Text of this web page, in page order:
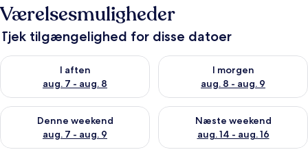
Værelsesmuligheder
Tjek tilgængelighed for disse datoer
I aften
aug. 7 - aug. 8
Tjek tilgængelighed for i aften aug. 7 - aug. 8
I morgen
aug. 8 - aug. 9
Tjek tilgængelighed for i
Denne weekend
aug. 7 - aug. 9
Tjek tilgængelighed for denne weekend aug. 7 - aug. 9
Næste weekend
aug. 14 - aug. 16
Tjek tilgængelighed for næste